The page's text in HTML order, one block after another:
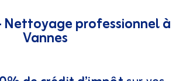
Nettoyage professionnel à
Vannes